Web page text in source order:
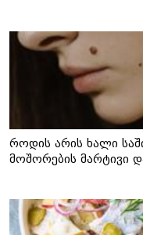
როდის არის ხალი
მოშორების მარტივი